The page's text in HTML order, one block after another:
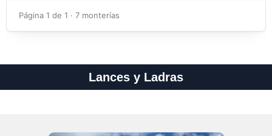
Página 1 de 1 · 7 monterías
Lances y Ladras